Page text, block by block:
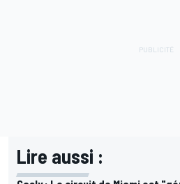
Lire aussi :